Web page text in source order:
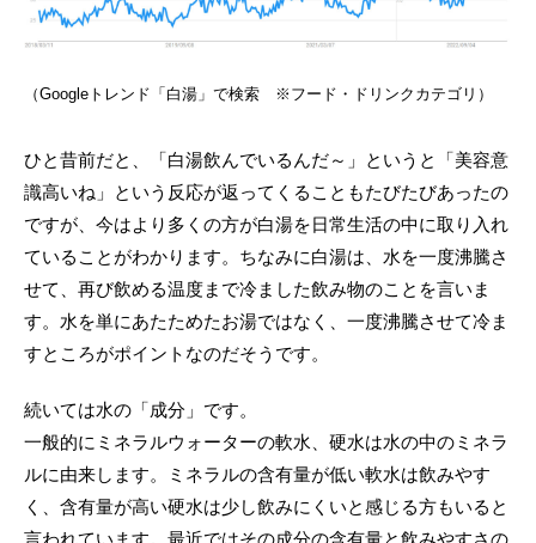
（Googleトレンド「白湯」で検索 ※フード・ドリンクカテゴリ）
ひと昔前だと、「白湯飲んでいるんだ～」というと「美容意
識高いね」という反応が返ってくることもたびたびあったの
ですが、今はより多くの方が白湯を日常生活の中に取り入れ
ていることがわかります。ちなみに白湯は、水を一度沸騰さ
せて、再び飲める温度まで冷ました飲み物のことを言いま
す。水を単にあたためたお湯ではなく、一度沸騰させて冷ま
すところがポイントなのだそうです。
続いては水の「成分」です。
一般的にミネラルウォーターの軟水、硬水は水の中のミネラ
ルに由来します。ミネラルの含有量が低い軟水は飲みやす
く、含有量が高い硬水は少し飲みにくいと感じる方もいると
言われています。最近ではその成分の含有量と飲みやすさの